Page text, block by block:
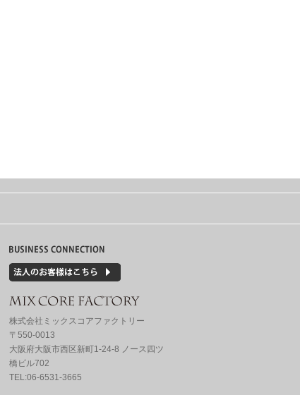
株式会社ミックスコアファクトリー
〒550-0013
大阪府大阪市西区新町1-24-8 ノース四ツ
橋ビル702
TEL:06-6531-3665